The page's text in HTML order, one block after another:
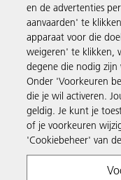
Support en
Inspiratie
Volg Ricoh
en de advertenties
aanvaarden' te
apparaat voor die
weigeren' te klikken,
degene die nodig
Onder 'Voorkeuren
die je wil activeren.
geldig. Je kunt je
of je voorkeuren
'Cookiebeheer' van